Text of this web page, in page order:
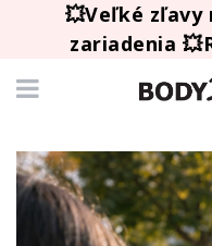
💥Veľké zľavy
zariadenia